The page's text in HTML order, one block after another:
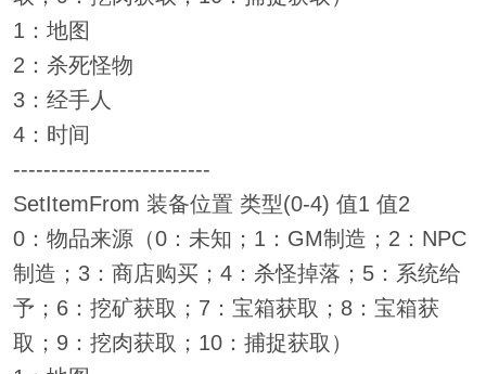
1：地图
2：杀死怪物
3：经手人
4：时间
--------------------------
SetItemFrom 装备位置 类型(0-4) 值1 值2
0：物品来源（0：未知；1：GM制造；2：NPC
制造；3：商店购买；4：杀怪掉落；5：系统给
予；6：挖矿获取；7：宝箱获取；8：宝箱获
取；9：挖肉获取；10：捕捉获取）